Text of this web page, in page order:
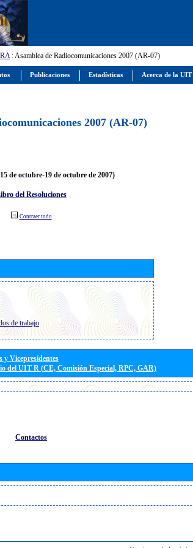
RA: Asamblea de Radiocomunicaciones 2007 (AR-07)
2007 (AR-07)
de octubre-19 de octubre de 2007)
del Resoluciones
Contraer todo
de trabajo
y Vicepresidentes
del UIT R (CE, Comisión Especial, RPC, GAR)
Contactos
Publicaciones Estadísticas Acerca de la UIT